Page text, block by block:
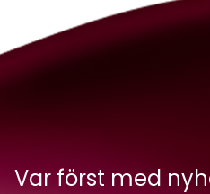
Var först med